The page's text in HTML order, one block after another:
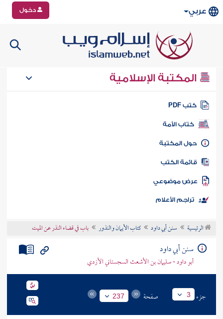
عربي دخول
المكتبة الإسلامية
كتب PDF
كتاب الأمة
المكتبة
الكتب
موضوعي
تراجم الأعلام
الرئيسية سنن أبي داود كتاب الأيمان والنذور باب في قضاء النذر عن الميت
سنن أبي داود
أبو داود - سليمان بن الأشعث السجستاني الأزدي
جزء 3 صفحة 237